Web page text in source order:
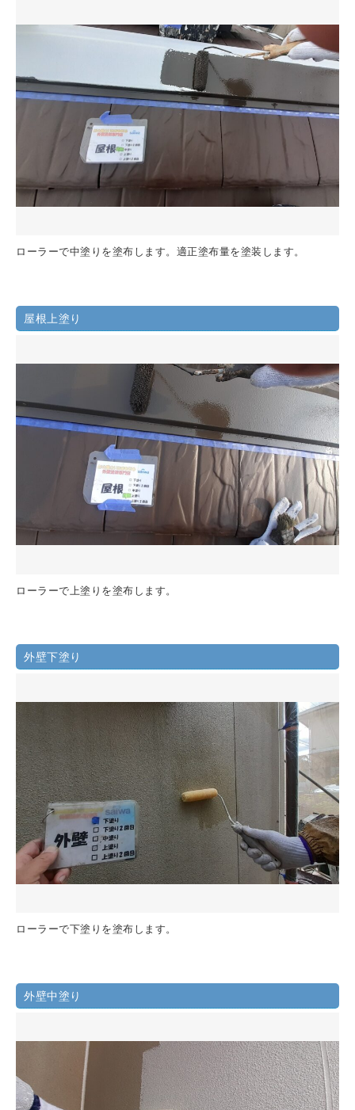
ローラーで中塗りを塗布します。適正塗布量を塗装します。
屋根上塗り
ローラーで上塗りを塗布します。
外壁下塗り
ローラーで下塗りを塗布します。
外壁中塗り